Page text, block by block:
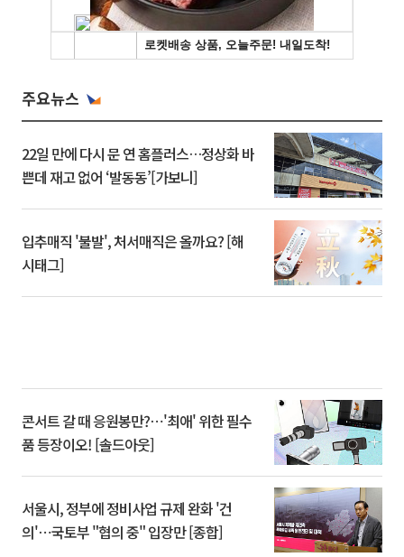
주요뉴스
22일 만에 다시 문 연 홈플러스…정상화 바
쁜데 재고 없어 ‘발동동’[가보니]
입추매직 '불발', 처서매직은 올까요? [해
시태그]
콘서트 갈 때 응원봉만?⋯'최애' 위한 필수
품 등장이오! [솔드아웃]
서울시, 정부에 정비사업 규제 완화 '건
의'⋯국토부 "협의 중" 입장만 [종합]